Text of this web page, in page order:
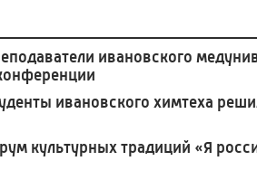
ивановского
ивановского химтеха
культурных традиций «Я